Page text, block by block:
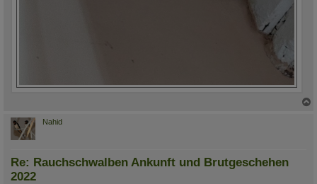
Nahid
Re: Rauchschwalben Ankunft und Brutgeschehen
2022